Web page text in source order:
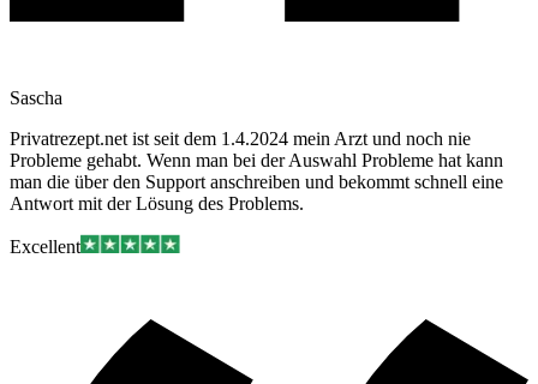
Sascha
Privatrezept.net ist seit dem 1.4.2024 mein Arzt und noch nie
Probleme gehabt. Wenn man bei der Auswahl Probleme hat kann
man die über den Support anschreiben und bekommt schnell eine
Antwort mit der Lösung des Problems.
Excellent